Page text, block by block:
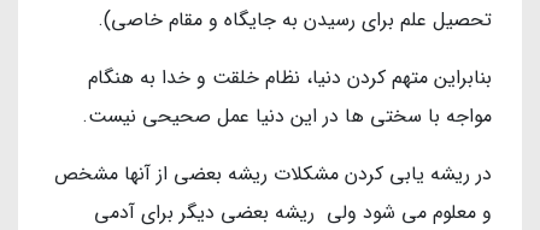
تحصیل علم برای رسیدن به جایگاه و مقام خاصی).
بنابراین متهم کردن دنیا، نظام خلقت و خدا به هنگام
مواجه با سختی ها در این دنیا عمل صحیحی نیست.
در ریشه یابی کردن مشکلات ریشه بعضی از آنها مشخص
و معلوم می شود ولی ریشه بعضی دیگر برای آدمی